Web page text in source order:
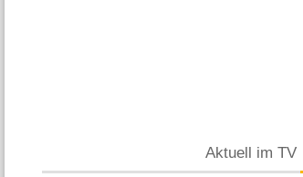
Aktuell im TV